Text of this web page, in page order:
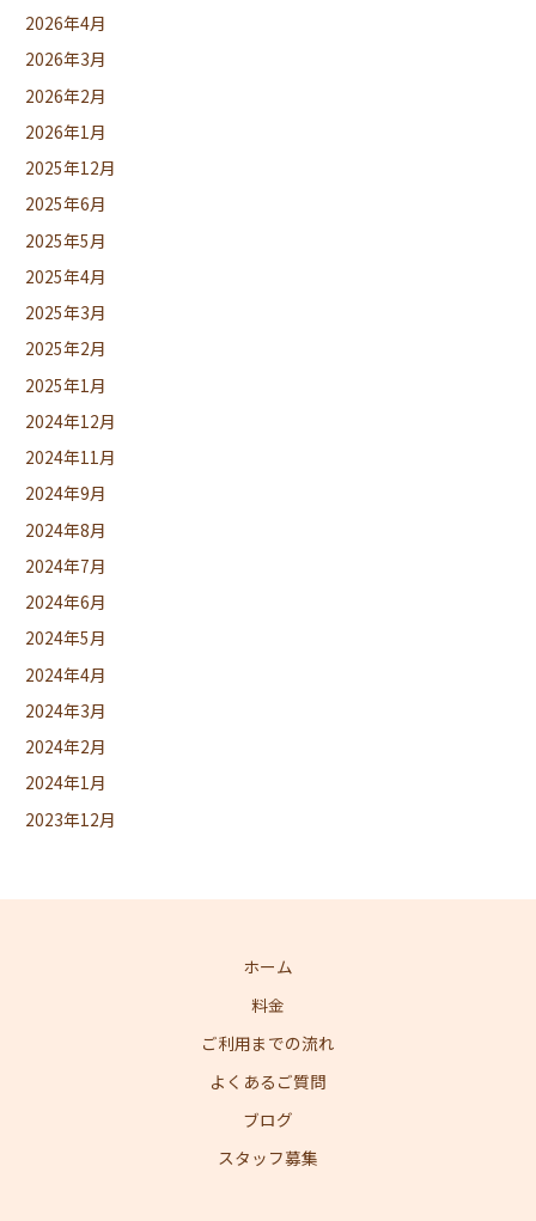
2026年4月
2026年3月
2026年2月
2026年1月
2025年12月
2025年6月
2025年5月
2025年4月
2025年3月
2025年2月
2025年1月
2024年12月
2024年11月
2024年9月
2024年8月
2024年7月
2024年6月
2024年5月
2024年4月
2024年3月
2024年2月
2024年1月
2023年12月
ホーム
料金
ご利用までの流れ
よくあるご質問
ブログ
スタッフ募集